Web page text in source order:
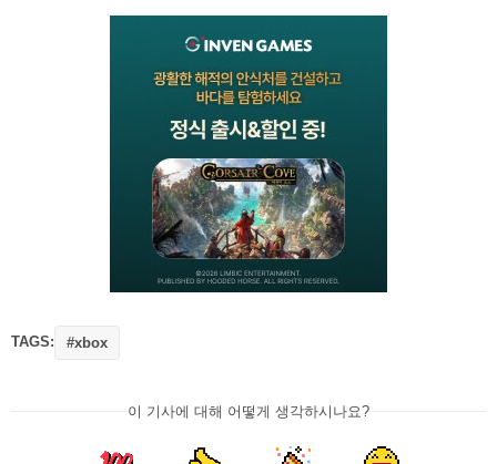
TAGS: #xbox
이 기사에 대해 어떻게 생각하시나요?